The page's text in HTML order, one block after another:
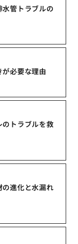
水管トラブルの
必要な理由
トラブルを救
進化と水漏れ